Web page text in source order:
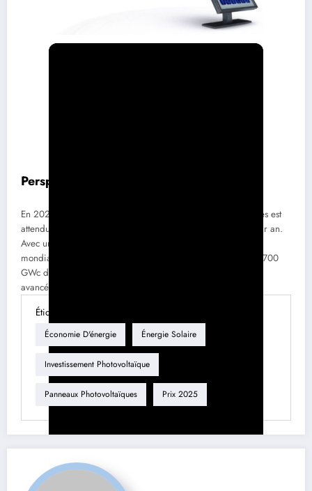
Perspectives de croissance
En 2025, une croissance significative des installations solaires est
attendue, avec des prévisions de croissance de 10 à 15 % par an.
Avec une demande accrue pour l’énergie solaire, le marché
mondial des panneaux photovoltaïques devrait dépasser les 700
GWc de capacité. Les investissements dans des technologies
avancées seront cruciaux pour soutenir cette croissance.
Étiquette
Économie D'énergie Énergie Solaire
Investissement Photovoltaïque
Panneaux Photovoltaïques Prix 2025